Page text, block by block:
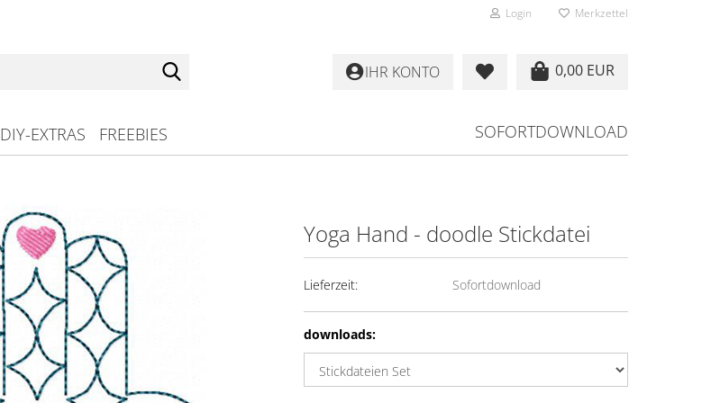
Login Merkzettel
0,00 EUR
IHR KONTO
DIY-EXTRAS FREEBIES SOFORTDOWNLOAD
Yoga Hand - doodle Stickdatei
Lieferzeit: Sofortdownload
downloads: